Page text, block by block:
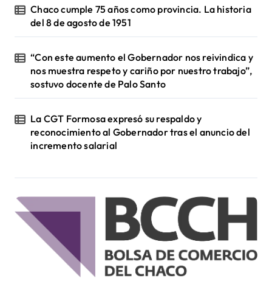
Chaco cumple 75 años como provincia. La historia
del 8 de agosto de 1951
“Con este aumento el Gobernador nos reivindica y
nos muestra respeto y cariño por nuestro trabajo”,
sostuvo docente de Palo Santo
La CGT Formosa expresó su respaldo y
reconocimiento al Gobernador tras el anuncio del
incremento salarial